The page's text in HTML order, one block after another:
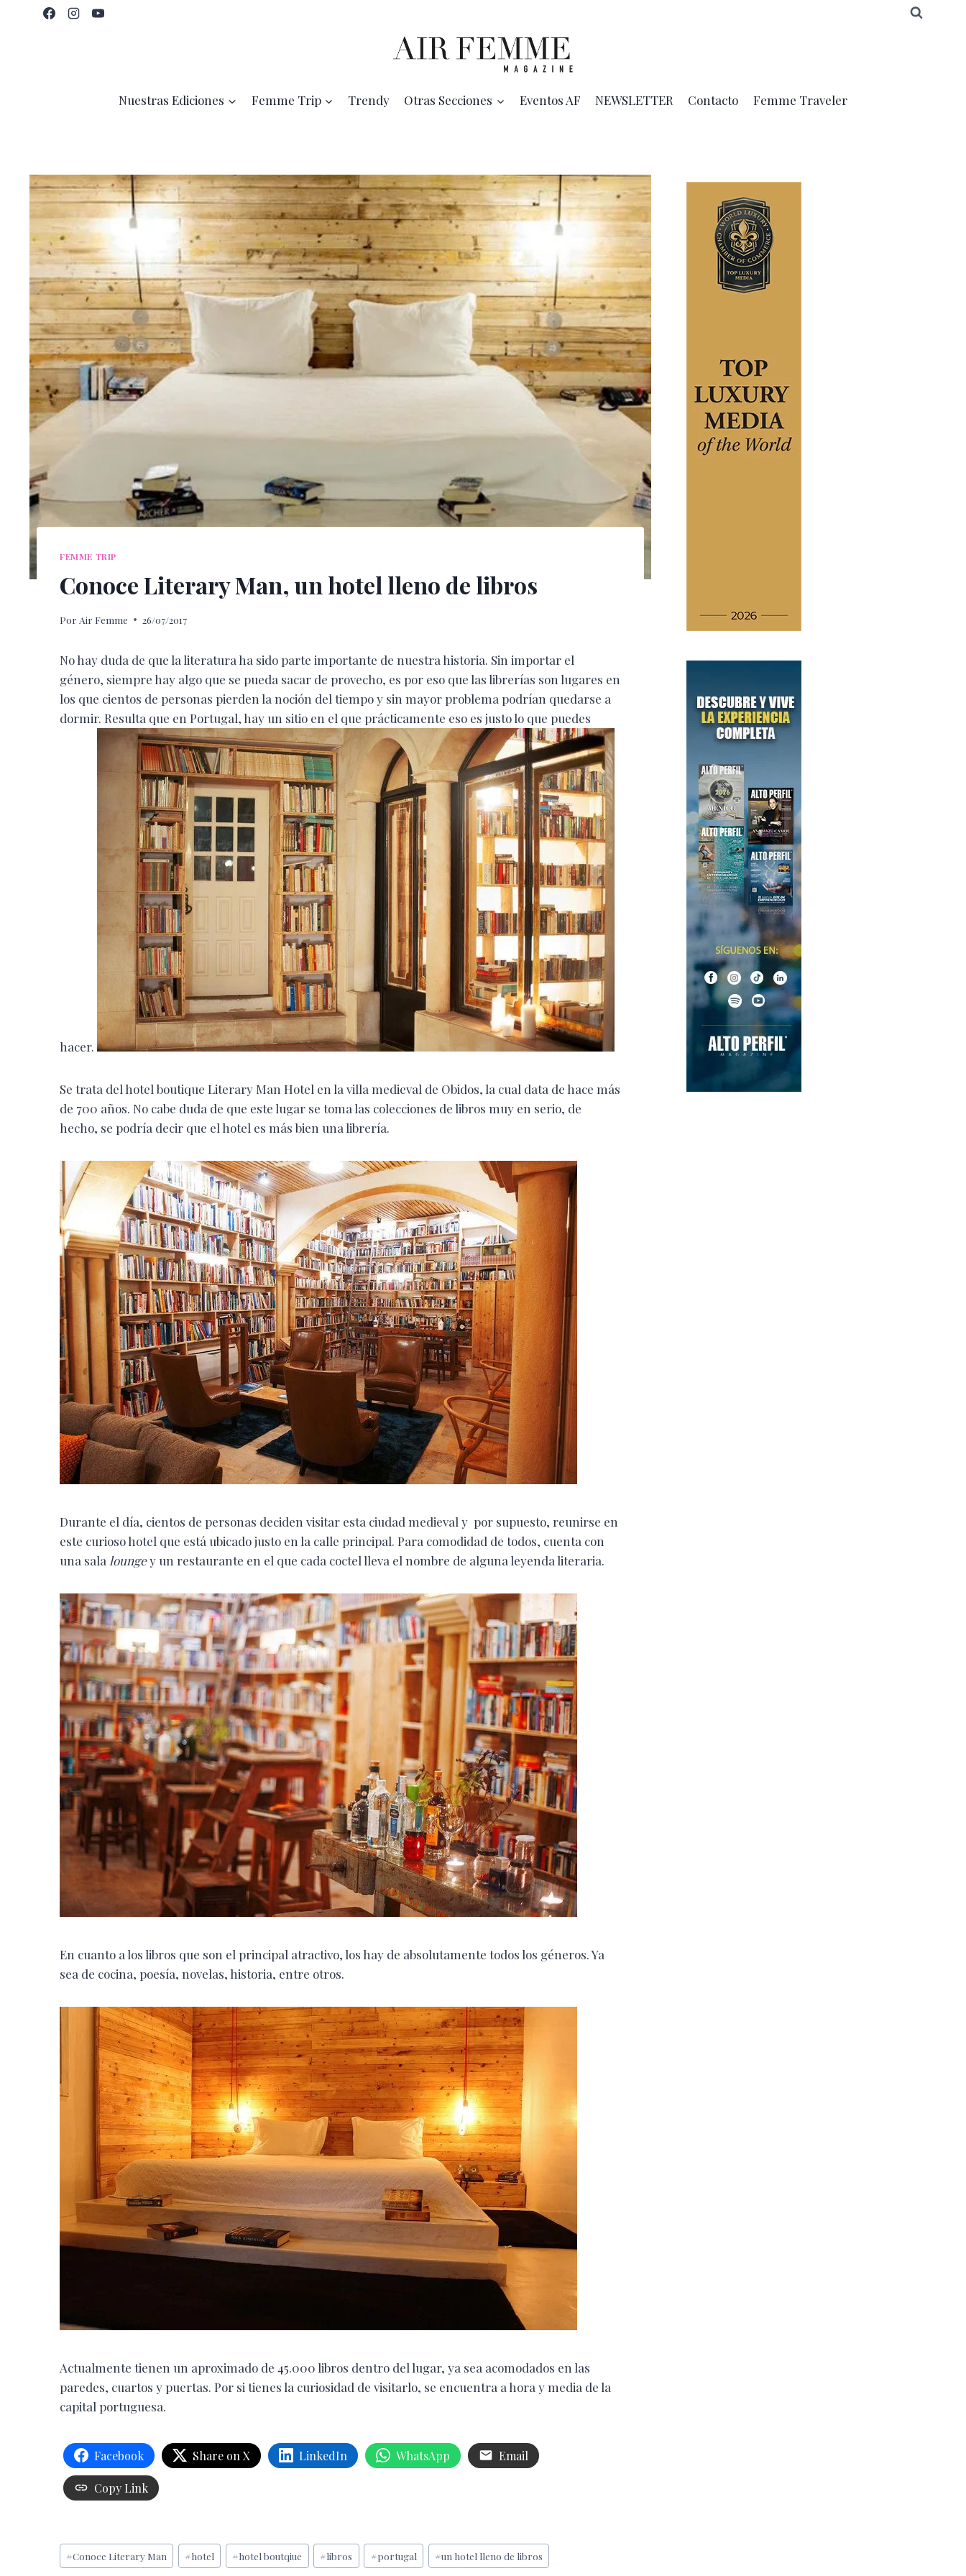
Nuestras Ediciones Femme Trip Trendy Otras Secciones Eventos AF NEWSLETTER Contacto Femme Traveler
FEMME TRIP
Conoce Literary Man, un hotel lleno de libros
Por Air Femme 26/07/2017
No hay duda de que la literatura ha sido parte importante de nuestra historia. Sin importar el
género, siempre hay algo que se pueda sacar de provecho, es por eso que las librerías son lugares en
los que cientos de personas pierden la noción del tiempo y sin mayor problema podrían quedarse a
dormir. Resulta que en Portugal, hay un sitio en el que prácticamente eso es justo lo que puedes
hacer.
Se trata del hotel boutique Literary Man Hotel en la villa medieval de Obidos, la cual data de hace más
de 700 años. No cabe duda de que este lugar se toma las colecciones de libros muy en serio, de
hecho, se podría decir que el hotel es más bien una librería.
Durante el día, cientos de personas deciden visitar esta ciudad medieval y por supuesto, reunirse en
este curioso hotel que está ubicado justo en la calle principal. Para comodidad de todos, cuenta con
una sala loungey un restaurante en el que cada coctel lleva el nombre de alguna leyenda literaria.
En cuanto a los libros que son el principal atractivo, los hay de absolutamente todos los géneros. Ya
sea de cocina, poesía, novelas, historia, entre otros.
Actualmente tienen un aproximado de 45.000 libros dentro del lugar, ya sea acomodados en las
paredes, cuartos y puertas. Por si tienes la curiosidad de visitarlo, se encuentra a hora y media de la
capital portuguesa.
Facebook Share on X LinkedIn WhatsApp Email
Copy Link
Etiquetas
de
#Conoce Literary Man #hotel #hotel boutqiue #libros #portugal #un hotel lleno de libros